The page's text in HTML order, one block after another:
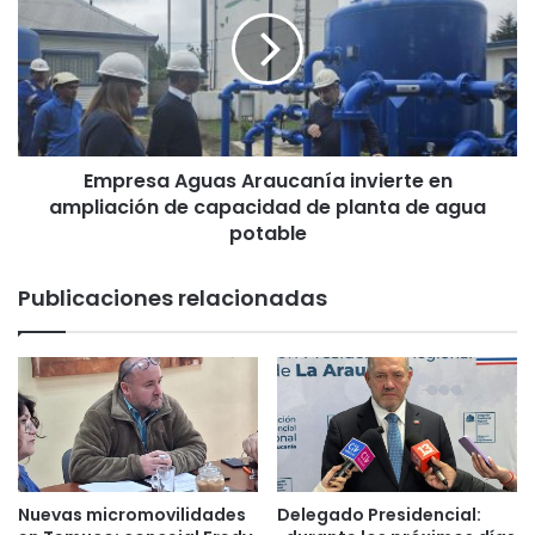
r
s
a
A
g
a
u
c
n
í
a
i
n
v
Empresa Aguas Araucanía invierte en
ampliación de capacidad de planta de agua
potable
Publicaciones relacionadas
Nuevas micromovilidades
Delegado Presidencial: